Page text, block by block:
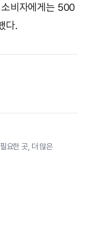
비자에게는 500
다.
요한 곳, 더 많은